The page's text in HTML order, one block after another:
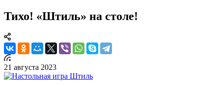
Тихо! «Штиль» на столе!
21 августа 2023